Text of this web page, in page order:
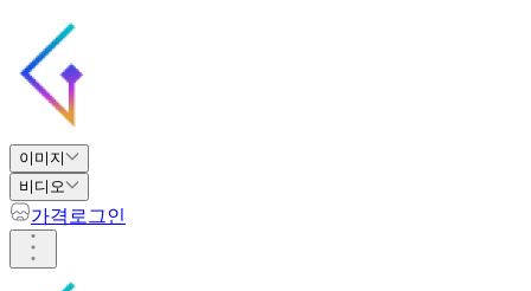
이미지
비디오
가격 로그인